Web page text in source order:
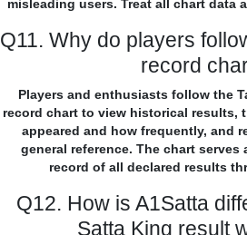
misleading users. Treat all chart data
Q11. Why do players
record
Players and enthusiasts follow the
record chart to view historical results,
appeared and how frequently, and
general reference. The chart
record of all declared results
Q12. How is A1Satta
Satta King result